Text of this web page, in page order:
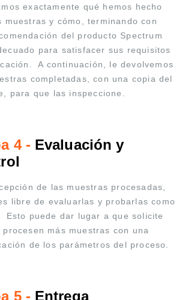
exactamente qué hemos hecho
muestras y cómo, terminando con
del producto Spectrum
para satisfacer sus requisitos
A continuación, le devolvemos
completadas, con una copia del
para que las inspeccione.
4 - Evaluación y
de las muestras procesadas,
libre de evaluarlas y probarlas como
Esto puede dar lugar a que solicite
procesen más muestras con una
de los parámetros del proceso.
5 - Entrega